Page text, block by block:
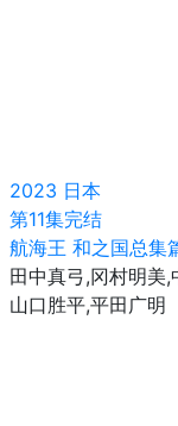
2023 日本
第11集完结
航海王 和之国总集
田中真弓,冈村明美,
山口胜平,平田广明